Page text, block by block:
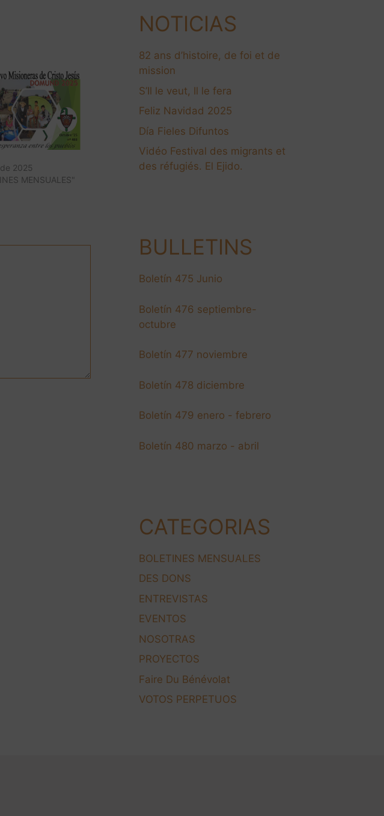
2025
MENSUALES"
NOTICIAS
82 ans d’histoire, de foi et de
mission
S’Il le veut, Il le fera
Feliz Navidad 2025
Día Fieles Difuntos
Vidéo Festival des migrants et
des réfugiés. El Ejido.
BULLETINS
Boletín 475 Junio
Boletín 476 septiembre-
octubre
Boletín 477 noviembre
Boletín 478 diciembre
Boletín 479 enero - febrero
Boletín 480 marzo - abril
CATEGORIAS
BOLETINES MENSUALES
DES DONS
ENTREVISTAS
EVENTOS
NOSOTRAS
PROYECTOS
Faire Du Bénévolat
VOTOS PERPETUOS